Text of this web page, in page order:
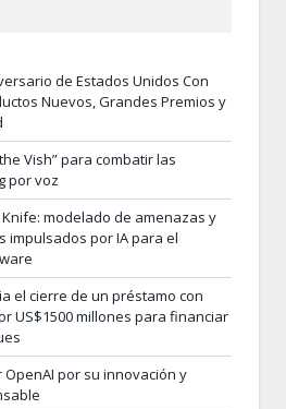
de Estados Unidos Con
Nuevos, Grandes Premios y
Vish” para combatir las
por voz
modelado de amenazas y
por IA para el
el cierre de un préstamo con
US$1500 millones para financiar
por su innovación y